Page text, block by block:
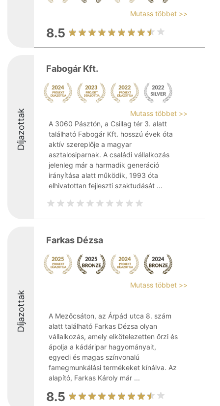
Mutass többet >>
8.5
Díjazottak
Fabogár Kft.
Mutass többet >>
A 3060 Pásztón, a Csillag tér 3. alatt
található Fabogár Kft. hosszú évek óta
aktív szereplője a magyar
asztalosiparnak. A családi vállalkozás
jelenleg már a harmadik generáció
irányítása alatt működik, 1993 óta
elhivatottan fejleszti szaktudását ...
Díjazottak
Farkas Dézsa
Mutass többet >>
A Mezőcsáton, az Árpád utca 8. szám
alatt található Farkas Dézsa olyan
vállalkozás, amely elkötelezetten őrzi és
ápolja a kádáripar hagyományait,
egyedi és magas színvonalú
famegmunkálási termékeket kínálva. Az
alapító, Farkas Károly már ...
8.5